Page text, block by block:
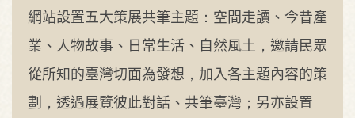
網站設置五大策展共筆主題：空間走讀、今昔產
業、人物故事、日常生活、自然風土，邀請民眾
從所知的臺灣切面為發想，加入各主題內容的策
劃，透過展覽彼此對話、共筆臺灣；另亦設置